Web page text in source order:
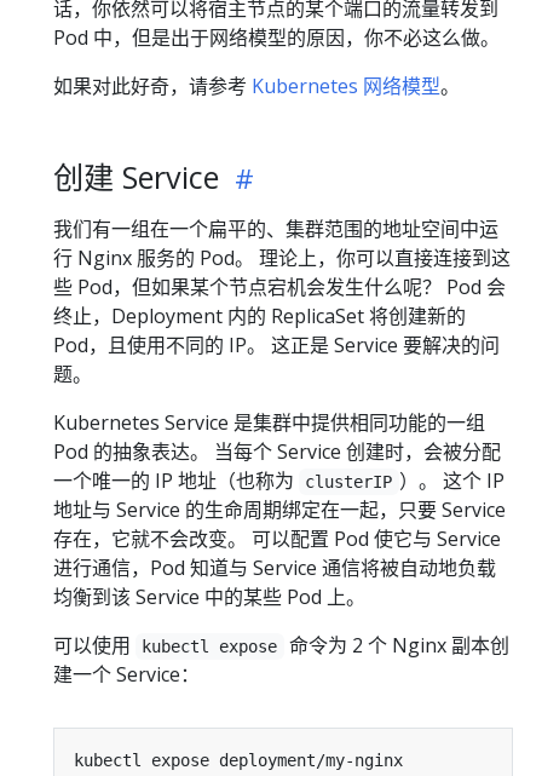
话，你依然可以将宿主节点的某个端口的流量转发到
Pod 中，但是出于网络模型的原因，你不必这么做。
如果对此好奇，请参考 Kubernetes 网络模型。
创建 Service
我们有一组在一个扁平的、集群范围的地址空间中运
行 Nginx 服务的 Pod。 理论上，你可以直接连接到这
些 Pod，但如果某个节点宕机会发生什么呢？ Pod 会
终止，Deployment 内的 ReplicaSet 将创建新的
Pod，且使用不同的 IP。 这正是 Service 要解决的问
题。
Kubernetes Service 是集群中提供相同功能的一组
Pod 的抽象表达。 当每个 Service 创建时，会被分配
一个唯一的 IP 地址（也称为
clusterIP ）。 这个 IP
地址与 Service 的生命周期绑定在一起，只要 Service
存在，它就不会改变。 可以配置 Pod 使它与 Service
进行通信，Pod 知道与 Service 通信将被自动地负载
均衡到该 Service 中的某些 Pod 上。
可以使用
kubectl expose
命令为 2 个 Nginx 副本创
建一个 Service：